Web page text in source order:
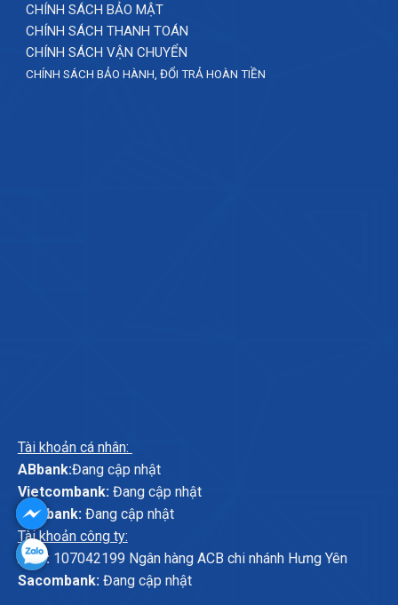
CHÍNH SÁCH BẢO MẬT
CHÍNH SÁCH THANH TOÁN
CHÍNH SÁCH VẬN CHUYỂN
CHÍNH SÁCH BẢO HÀNH, ĐỔI TRẢ HOÀN TIỀN
Tài khoản cá nhân:
ABbank:Đang cập nhật
Vietcombank:Đang cập nhật
Agribank:Đang cập nhật
Tài khoản công ty:
ACB:107042199 Ngân hàng ACB chi nhánh Hưng Yên
Sacombank:Đang cập nhật